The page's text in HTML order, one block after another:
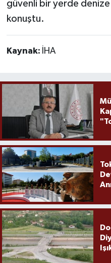
güvenli bir yerde
konuştu.
Kaynak: İHA